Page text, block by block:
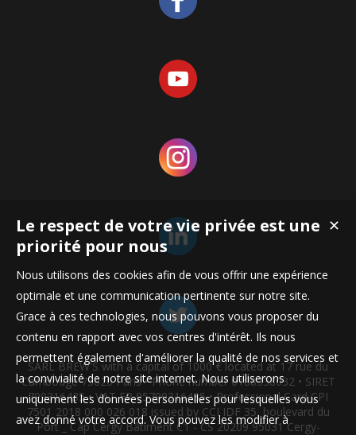
SARL BREW'S with a capital of 1000 € located at 17 rue du
Cambodge 75020 Paris • Phone number 0188338032 • SIRET
799316435 • VAT FR 95799316435 • Professional Card CPI
7501 2018 000 026 018 issued by CCI IDF 35, boulevard du
Port _ Cap Cergy Bâtiment C1 - CS 20209 95031 Cergy-
✕
Le respect de votre vie privée est une
priorité pour nous
Nous utilisons des cookies afin de vous offrir une expérience
optimale et une communication pertinente sur notre site.
Grace à ces technologies, nous pouvons vous proposer du
contenu en rapport avec vos centres d'intérêt. Ils nous
permettent également d'améliorer la qualité de nos services et
la convivialité de notre site internet. Nous utiliserons
uniquement les données personnelles pour lesquelles vous
avez donné votre accord. Vous pouvez les modifier à